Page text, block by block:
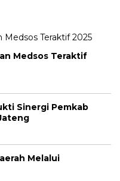
Medsos Teraktif
Sinergi Pemkab
Melalui